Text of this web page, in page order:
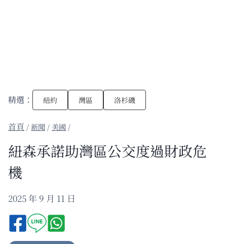
精選： 紐約 灣區 洛杉磯
/新聞 / 美國 /
紐森承諾助灣區公交度過財政危
機
2025 年 9 月 11 日